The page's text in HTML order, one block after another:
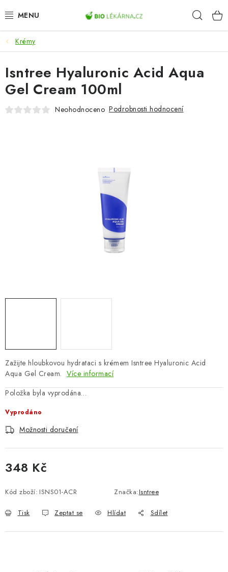
na
AKCE
DOPLŇKY STRAVY
PŘÍRODNÍ KOSMETIKA
Krémy
Zažijte hloubkovou hydrataci s krémem Isntree Hyaluronic Acid
Aqua Gel Cream. Více informací
Položka byla vyprodána…
Vyprodáno
Možnosti doručení
348 Kč
Kód zboží: ISNS01-ACR Značka:Isntree
Tisk Zeptat se Hlídat Sdílet
Isntree Hyaluronic Acid Aqua
Gel Cream 100ml
Neohodnoceno Podrobnosti hodnocení